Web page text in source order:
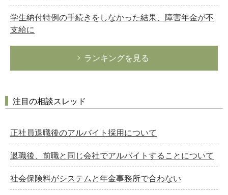
学生納付特例の手続きをしなかった結果、障害年金が不
支給に
ランキングを見る
注目の相談スレッド
正社員退職後のアルバイト採用について
退職後、前職と同じ会社でアルバイトすることについて
社会保険料がシステムと年金事務所で合わない